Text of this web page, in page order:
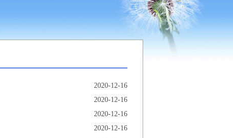
2020-12-16
2020-12-16
2020-12-16
2020-12-16